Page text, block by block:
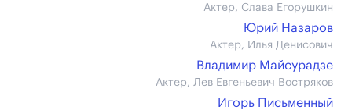
Актер, Слава Егорушкин
Юрий Назаров
Актер, Илья Денисович
Владимир Майсурадзе
Актер, Лев Евгеньевич Востряков
Игорь Письменный